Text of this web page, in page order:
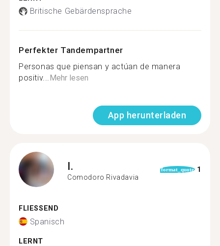
Britische Gebärdensprache
Perfekter Tandempartner
Personas que piensan y actúan de manera
positiv...Mehr lesen
App herunterladen
I.
Comodoro Rivadavia
format_quote 1
FLIESSEND
Spanisch
LERNT